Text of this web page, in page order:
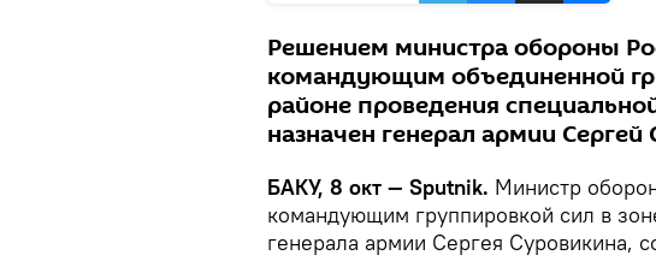
Решением министра обороны
командующим объединенной
районе проведения
назначен генерал армии Сергей
БАКУ, 8 окт — Sputnik. Министр
командующим группировкой сил в
генерала армии Сергея